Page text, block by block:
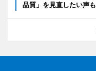
品質」を見直したい声も